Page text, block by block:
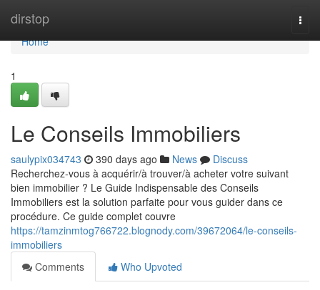
dirstop
Home
Home
1
Le Conseils Immobiliers
saulypix034743 390 days ago News
Discuss
Recherchez-vous à acquérir/à trouver/à acheter votre suivant
bien immobilier ? Le Guide Indispensable des Conseils
Immobiliers est la solution parfaite pour vous guider dans ce
procédure. Ce guide complet couvre
https://tamzinmtog766722.blognody.com/39672064/le-conseils-
immobiliers
Comments
Who Upvoted